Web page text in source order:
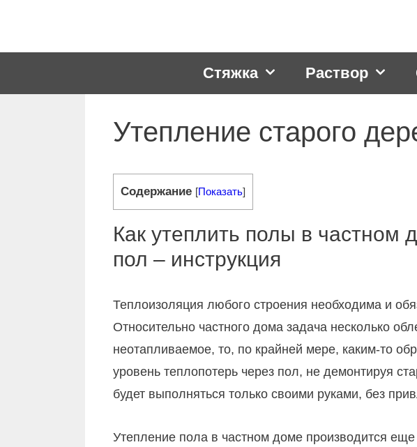
содержимому
Стяжка Раствор
Утепление старого
Содержание [Показать]
Как утеплить полы в
пол – инструкция
Теплоизоляция любого строения необходима и
Относительно частного дома задача несколько
неотапливаемое, то, по крайней мере, каким-то
уровень теплопотерь через пол, не демонтируя
будет выполняться только своими руками, без
Утепление пола в частном доме производится